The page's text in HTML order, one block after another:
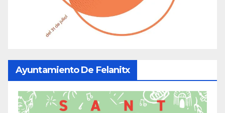
Ayuntamiento De Felanitx